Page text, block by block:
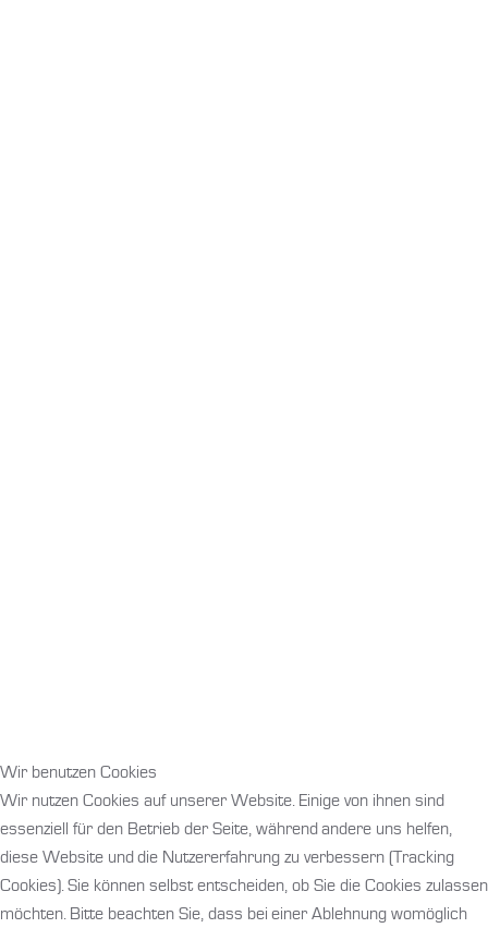
Wir benutzen Cookies
Wir nutzen Cookies auf unserer Website. Einige von ihnen sind
essenziell für den Betrieb der Seite, während andere uns helfen,
diese Website und die Nutzererfahrung zu verbessern (Tracking
Cookies). Sie können selbst entscheiden, ob Sie die Cookies zulassen
möchten. Bitte beachten Sie, dass bei einer Ablehnung womöglich